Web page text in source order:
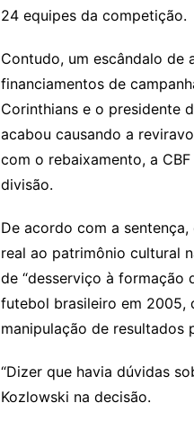
24 equipes da competição.
Contudo, um escândalo de
financiamentos de
Corinthians e o presidente
acabou causando a
com o rebaixamento, a
divisão.
De acordo com a
real ao patrimônio cultural
de “desserviço à formação
futebol brasileiro em 2005,
manipulação de resultados
“Dizer que havia dúvidas
Kozlowski na decisão.